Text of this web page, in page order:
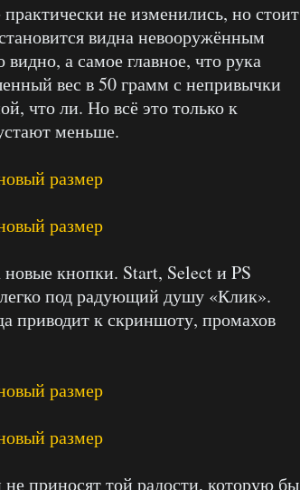
не изменились, но стоит
видна невооружённым
а самое главное, что рука
вес в 50 грамм с непривычки
что ли. Но всё это только к
меньше.
кнопки. Start, Select и PS
под радующий душу «Клик».
приводит к скриншоту, промахов
приносят той радости, которую бы